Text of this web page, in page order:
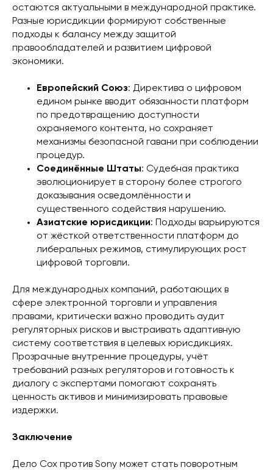
остаются актуальными в международной практике.
Разные юрисдикции формируют собственные
подходы к балансу между защитой
правообладателей и развитием цифровой
экономики.
Европейский Союз: Директива о цифровом
едином рынке вводит обязанности платформ
по предотвращению доступности
охраняемого контента, но сохраняет
механизмы безопасной гавани при соблюдении
процедур.
Соединённые Штаты: Судебная практика
эволюционирует в сторону более строгого
доказывания осведомлённости и
существенного содействия нарушению.
Азиатские юрисдикции: Подходы варьируются
от жёсткой ответственности платформ до
либеральных режимов, стимулирующих рост
цифровой торговли.
Для международных компаний, работающих в
сфере электронной торговли и управления
правами, критически важно проводить аудит
регуляторных рисков и выстраивать адаптивную
систему соответствия в целевых юрисдикциях.
Прозрачные внутренние процедуры, учёт
требований разных регуляторов и готовность к
диалогу с экспертами помогают сохранять
ценность активов и минимизировать правовые
издержки.
Заключение
Дело Cox против Sony может стать поворотным